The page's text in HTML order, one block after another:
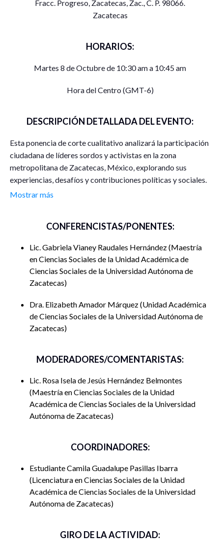
Fracc. Progreso, Zacatecas, Zac., C. P. 98066.
Zacatecas
HORARIOS:
Martes 8 de Octubre de 10:30 am a 10:45 am
Hora del Centro (GMT-6)
DESCRIPCIÓN DETALLADA DEL EVENTO:
Esta ponencia de corte cualitativo analizará la participación
ciudadana de líderes sordos y activistas en la zona
metropolitana de Zacatecas, México, explorando sus
experiencias, desafíos y contribuciones políticas y sociales.
Se utilizarán entrevistas y análisis de documentos para
facilita la recolección de información clave. El estudio
barreras estructurales y promoviendo una mayor inclusión
Mostrar más
CONFERENCISTAS/PONENTES:
Lic. Gabriela Vianey Raudales Hernández Maestría
en Ciencias Sociales de la Unidad Académica de
Ciencias Sociales de la Universidad Autónoma de
Zacatecas
Dra. Elizabeth Amador Márquez Unidad Académica
de Ciencias Sociales de la Universidad Autónoma de
Zacatecas
MODERADORES/COMENTARISTAS:
Lic. Rosa Isela de Jesús Hernández Belmontes
Maestría en Ciencias Sociales de la Unidad
Académica de Ciencias Sociales de la Universidad
Autónoma de Zacatecas
COORDINADORES:
Estudiante Camila Guadalupe Pasillas Ibarra
Licenciatura en Ciencias Sociales de la Unidad
Académica de Ciencias Sociales de la Universidad
Autónoma de Zacatecas
GIRO DE LA ACTIVIDAD: